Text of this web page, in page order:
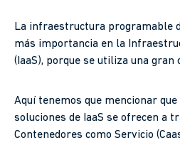
La infraestructura programable
más importancia en la
(IaaS), porque se utiliza una gran
Aquí tenemos que mencionar
soluciones de IaaS se ofrecen a
Contenedores como Servicio